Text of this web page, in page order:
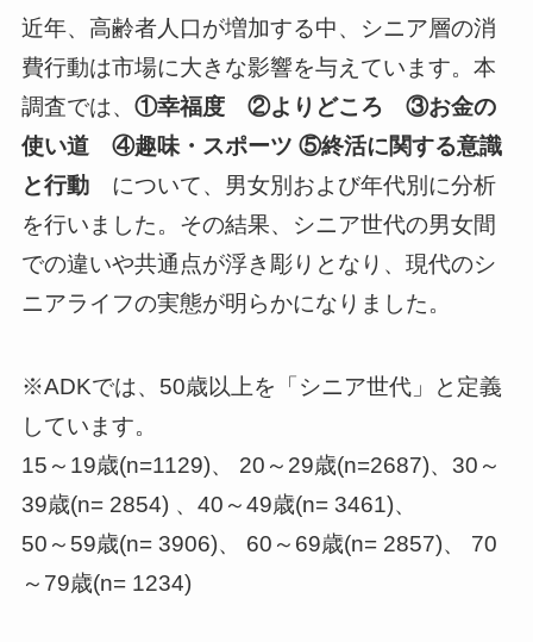
近年、高齢者人口が増加する中、シニア層の消
費行動は市場に大きな影響を与えています。本
調査では、 ①幸福度 ②よりどころ ③お金の
使い道 ④趣味・スポーツ ⑤終活に関する意識
と行動について、男女別および年代別に分析
を行いました。その結果、シニア世代の男女間
での違いや共通点が浮き彫りとなり、現代のシ
ニアライフの実態が明らかになりました。
※ADKでは、50歳以上を「シニア世代」と定義
しています。
15～19歳(n=1129)、 20～29歳(n=2687)、30～
39歳(n= 2854) 、40～49歳(n= 3461)、
50～59歳(n= 3906)、 60～69歳(n= 2857)、 70
～79歳(n= 1234)